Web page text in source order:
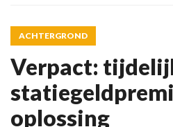
ACHTERGROND
Verpact:
oplossing